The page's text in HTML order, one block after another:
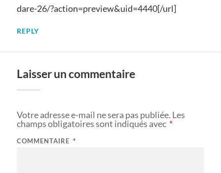
dare-26/?action=preview&uid=4440[/url]
REPLY
Laisser un commentaire
Votre adresse e-mail ne sera pas publiée. Les
champs obligatoires sont indiqués avec *
COMMENTAIRE *